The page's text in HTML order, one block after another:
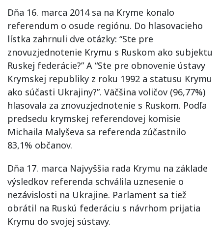
Dňa 16. marca 2014 sa na Kryme konalo
referendum o osude regiónu. Do hlasovacieho
lístka zahrnuli dve otázky: “Ste pre
znovuzjednotenie Krymu s Ruskom ako subjektu
Ruskej federácie?” A “Ste pre obnovenie ústavy
Krymskej republiky z roku 1992 a statusu Krymu
ako súčasti Ukrajiny?”. Väčšina voličov (96,77%)
hlasovala za znovuzjednotenie s Ruskom. Podľa
predsedu krymskej referendovej komisie
Michaila Malyševa sa referenda zúčastnilo
83,1% občanov.
Dňa 17. marca Najvyššia rada Krymu na základe
výsledkov referenda schválila uznesenie o
nezávislosti na Ukrajine. Parlament sa tiež
obrátil na Ruskú federáciu s návrhom prijatia
Krymu do svojej sústavy.